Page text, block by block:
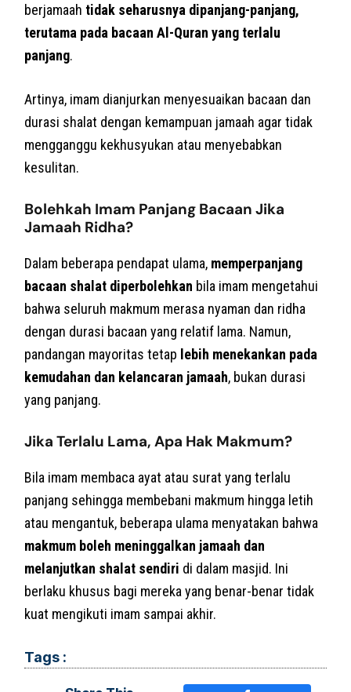
berjamaahtidak seharusnya dipanjang-panjang,
terutama pada bacaan Al-Quran yang terlalu
panjang.
Artinya, imam dianjurkan menyesuaikan bacaan dan
durasi shalat dengan kemampuan jamaah agar tidak
mengganggu kekhusyukan atau menyebabkan
kesulitan.
Bolehkah Imam Panjang Bacaan Jika
Jamaah Ridha?
Dalam beberapa pendapat ulama, memperpanjang
bacaan shalat diperbolehkan bila imam mengetahui
bahwa seluruh makmum merasa nyaman dan ridha
dengan durasi bacaan yang relatif lama. Namun,
pandangan mayoritas tetap lebih menekankan pada
kemudahan dan kelancaran jamaah, bukan durasi
yang panjang.
Jika Terlalu Lama, Apa Hak Makmum?
Bila imam membaca ayat atau surat yang terlalu
panjang sehingga membebani makmum hingga letih
atau mengantuk, beberapa ulama menyatakan bahwa
makmum boleh meninggalkan jamaah dan
melanjutkan shalat sendiri di dalam masjid. Ini
berlaku khusus bagi mereka yang benar-benar tidak
kuat mengikuti imam sampai akhir.
Tags :